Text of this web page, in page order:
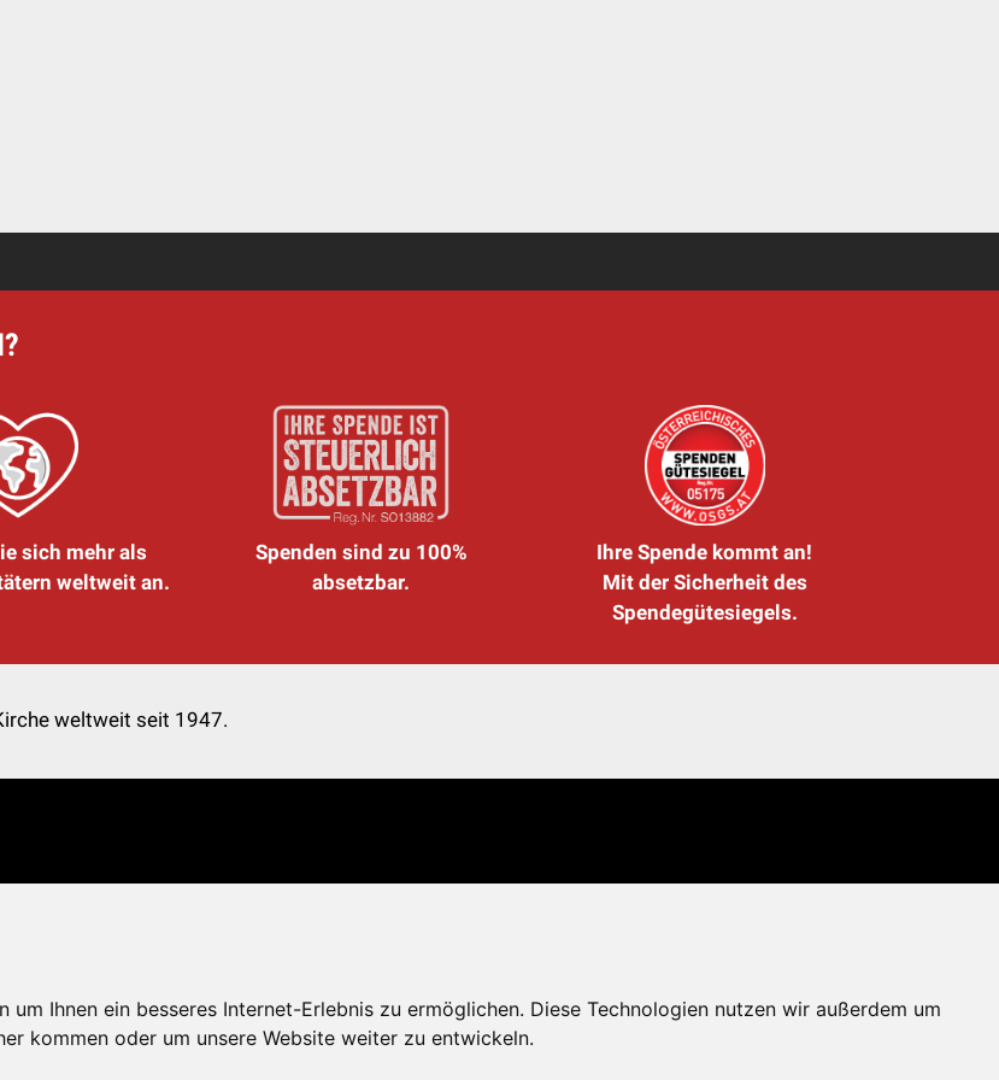
Ihnen ein besseres Internet-Erlebnis zu ermöglichen. Diese Technologien nutzen wir außerdem um
kommen oder um unsere Website weiter zu entwickeln.
sich mehr als
weltweit an.
Spenden sind zu 100%
absetzbar.
Ihre Spende kommt an!
Mit der Sicherheit des
Spendegütesiegels.
weltweit seit 1947.